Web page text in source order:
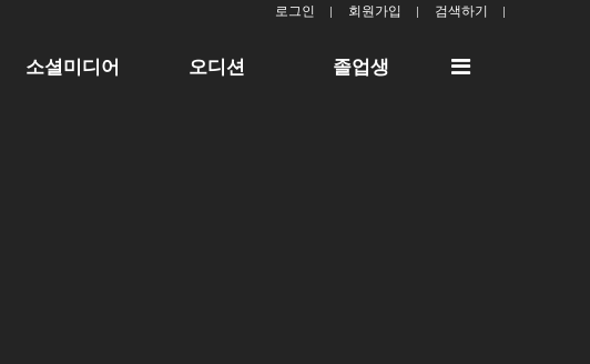
로그인 회원가입 검색하기
소셜미디어 오디션 졸업생
전